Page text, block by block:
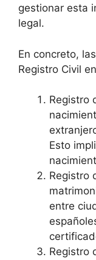
gestionar esta
legal.
En concreto,
Registro Civil
Registro
Esto
Registro
entre
Registro